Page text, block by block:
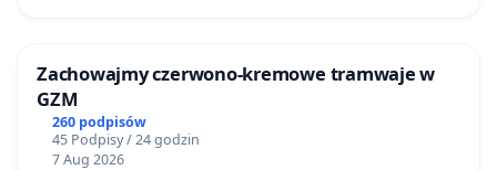
Zachowajmy czerwono-kremowe tramwaje w
GZM
260 podpisów
45 Podpisy / 24 godzin
7 Aug 2026